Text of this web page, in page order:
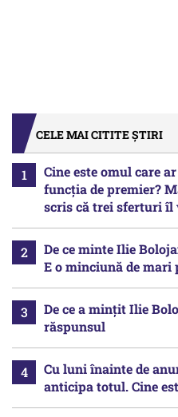
CELE MAI CITITE ȘTIRI
Cine este omul care
funcția de premier?
scris că trei sferturi îl
De ce minte Ilie
E o minciună de
De ce a mințit Ilie
răspunsul
Cu luni înainte de
anticipa totul. Cine